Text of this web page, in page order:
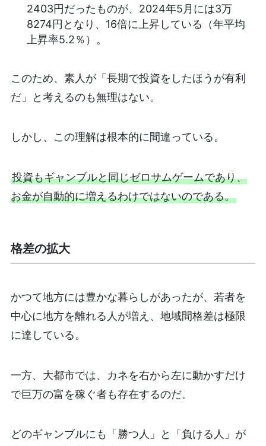
2403円だったものが、2024年5月には3万
8274円となり、16倍に上昇している（年平均
上昇率5.2％）。
このため、素人が「長期で投資をしたほうが有利
だ」と考えるのも無理はない。
しかし、この理解は根本的に間違っている。
投資もギャンブルと同じゼロサムゲームであり、
お金が自動的に増えるわけではないのである。
格差の拡大
かつて地方には豊かな暮らしがあったが、若者を
中心に地方を離れる人が増え、地域間格差は極限
に達している。
一方、大都市では、カネを右から左に動かすだけ
で巨万の富を稼ぐ者も存在するのだ。
どのギャンブルにも「勝つ人」と「負ける人」が